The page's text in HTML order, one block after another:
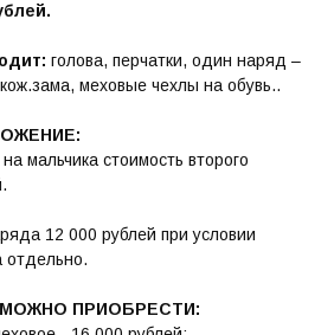
голова, перчатки, один наряд –
меховые чехлы на обувь..
мальчика стоимость второго
12 000 рублей при условии
отдельно.
ПРИОБРЕСТИ: